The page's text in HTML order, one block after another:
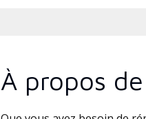
À propos